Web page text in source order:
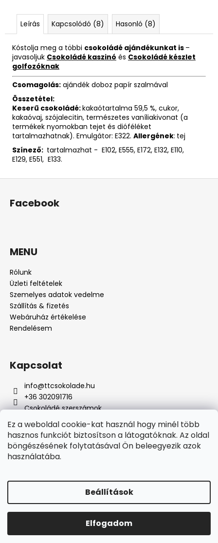
Ez a weboldal cookie-kat használ hogy minél több
hasznos funkciót biztosítson a látogatóknak. Az oldal
böngészésének folytatásával Ön beleegyezik azok
használatába.
Beállítások
Elfogadom
Leírás Kapcsolódó (8) Hasonló (8)
Kóstolja meg a többi csokoládé ajándékunkat is –
javasoljuk Csokoládé kaszinó és Csokoládé készlet
golfozóknak
Csomagolás: ajándék doboz papír szalmával
Összetétel:
Keserű csokoládé:kakaótartalma 59,5 %, cukor,
kakaóvaj, szójalecitin, természetes vaníliakivonat (a
termékek nyomokban tejet és dióféléket
tartalmazhatnak). Emulgátor: E322. Allergének: tej
Színező: tartalmazhat - E102, E555, E172, E132, E110,
E129, E551, E133.
Facebook
MENU
Rólunk
Üzleti feltételek
Szemelyes adatok vedelme
Szállítás & fizetés
Webáruház értékelése
Rendelésem
Kapcsolat
info@ttcsokolade.hu
+36 302091716
Csokoládé szerszámok
Online fizetési lehetőséget biztosítunk
TTcsokoládé. Minden jog fenntartva.